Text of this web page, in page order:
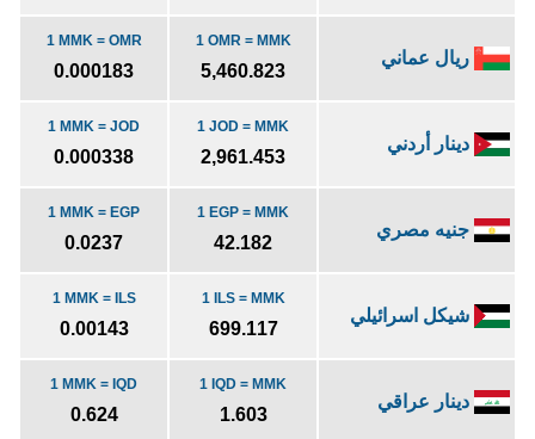
ريال عماني
1 OMR = MMK
5,460.823
1 MMK = OMR
0.000183
دينار أردني
1 JOD = MMK
2,961.453
1 MMK = JOD
0.000338
جنيه مصري
1 EGP = MMK
42.182
1 MMK = EGP
0.0237
شيكل اسرائيلي
1 ILS = MMK
699.117
1 MMK = ILS
0.00143
دينار عراقي
1 IQD = MMK
1.603
1 MMK = IQD
0.624